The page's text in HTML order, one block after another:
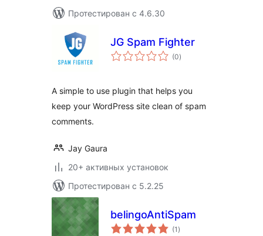
Протестирован с 4.6.30
JG Spam Fighter
(0общий
рейтинг
)
A simple to use plugin that helps you
keep your WordPress site clean of spam
comments.
Jay Gaura
20+ активных установок
Протестирован с 5.2.25
belingoAntiSpam
(1 общий
рейтинг
)